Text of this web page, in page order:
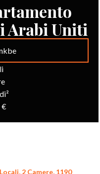
Arabi Uniti
€
2 Camere, 1190